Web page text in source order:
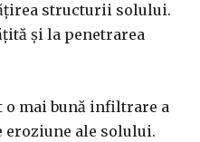
structurii solului.
și la penetrarea
o mai bună infiltrare a
eroziune ale solului.